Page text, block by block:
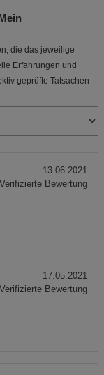
die das jeweilige
Erfahrungen und
geprüfte Tatsachen
13.06.2021
Bewertung
17.05.2021
Bewertung